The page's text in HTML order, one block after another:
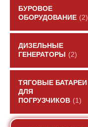
БУРОВОЕ
ОБОРУДОВАНИЕ (2)
ДИЗЕЛЬНЫЕ
ГЕНЕРАТОРЫ
(2)
ТЯГОВЫЕ БАТАРЕИ
ДЛЯ
ПОГРУЗЧИКОВ (1)